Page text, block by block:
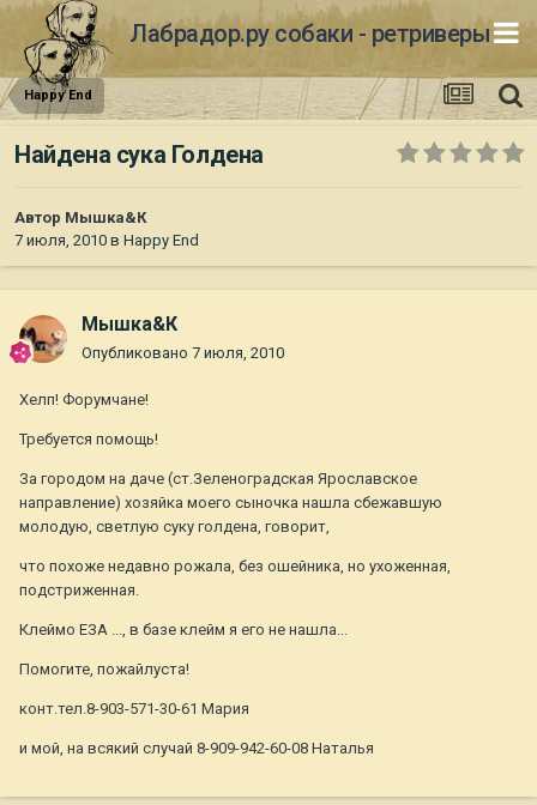
Лабрадор.ру собаки - ретриверы
Happy End
Найдена сука Голдена
Автор Мышка&К
7 июля, 2010 в Happy End
Мышка&К
Опубликовано 7 июля, 2010
Хелп! Форумчане!
Требуется помощь!
За городом на даче (ст.Зеленоградская Ярославское
направление) хозяйка моего сыночка нашла сбежавшую
молодую, светлую суку голдена, говорит,
что похоже недавно рожала, без ошейника, но ухоженная,
подстриженная.
Клеймо ЕЗА ..., в базе клейм я его не нашла...
Помогите, пожайлуста!
конт.тел.8-903-571-30-61 Мария
и мой, на всякий случай 8-909-942-60-08 Наталья